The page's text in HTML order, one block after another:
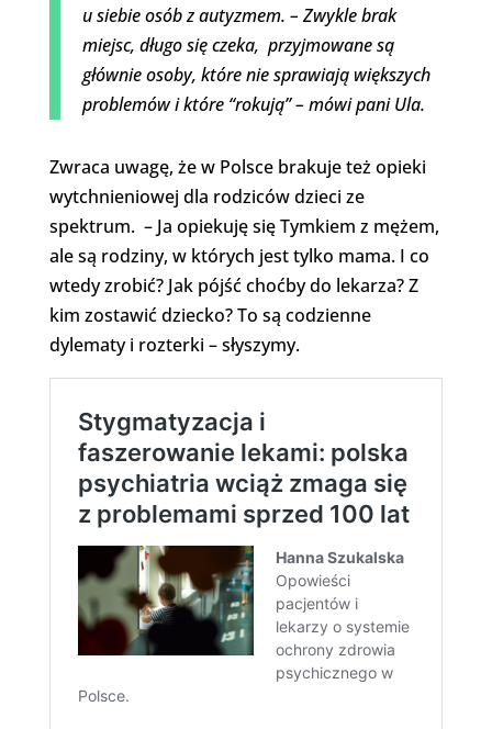
u siebie osób z autyzmem. – Zwykle brak
miejsc, długo się czeka, przyjmowane są
głównie osoby, które nie sprawiają większych
problemów i które “rokują” – mówi pani Ula.
Zwraca uwagę, że w Polsce brakuje też opieki
wytchnieniowej dla rodziców dzieci ze
spektrum. – Ja opiekuję się Tymkiem z mężem,
ale są rodziny, w których jest tylko mama. I co
wtedy zrobić? Jak pójść choćby do lekarza? Z
kim zostawić dziecko? To są codzienne
dylematy i rozterki – słyszymy.